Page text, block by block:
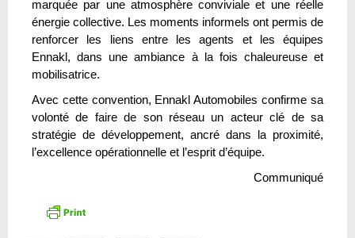
marquée par une atmosphère conviviale et une réelle
énergie collective. Les moments informels ont permis de
renforcer les liens entre les agents et les équipes
Ennakl, dans une ambiance à la fois chaleureuse et
mobilisatrice.
Avec cette convention, Ennakl Automobiles confirme sa
volonté de faire de son réseau un acteur clé de sa
stratégie de développement, ancré dans la proximité,
l’excellence opérationnelle et l’esprit d’équipe.
Communiqué